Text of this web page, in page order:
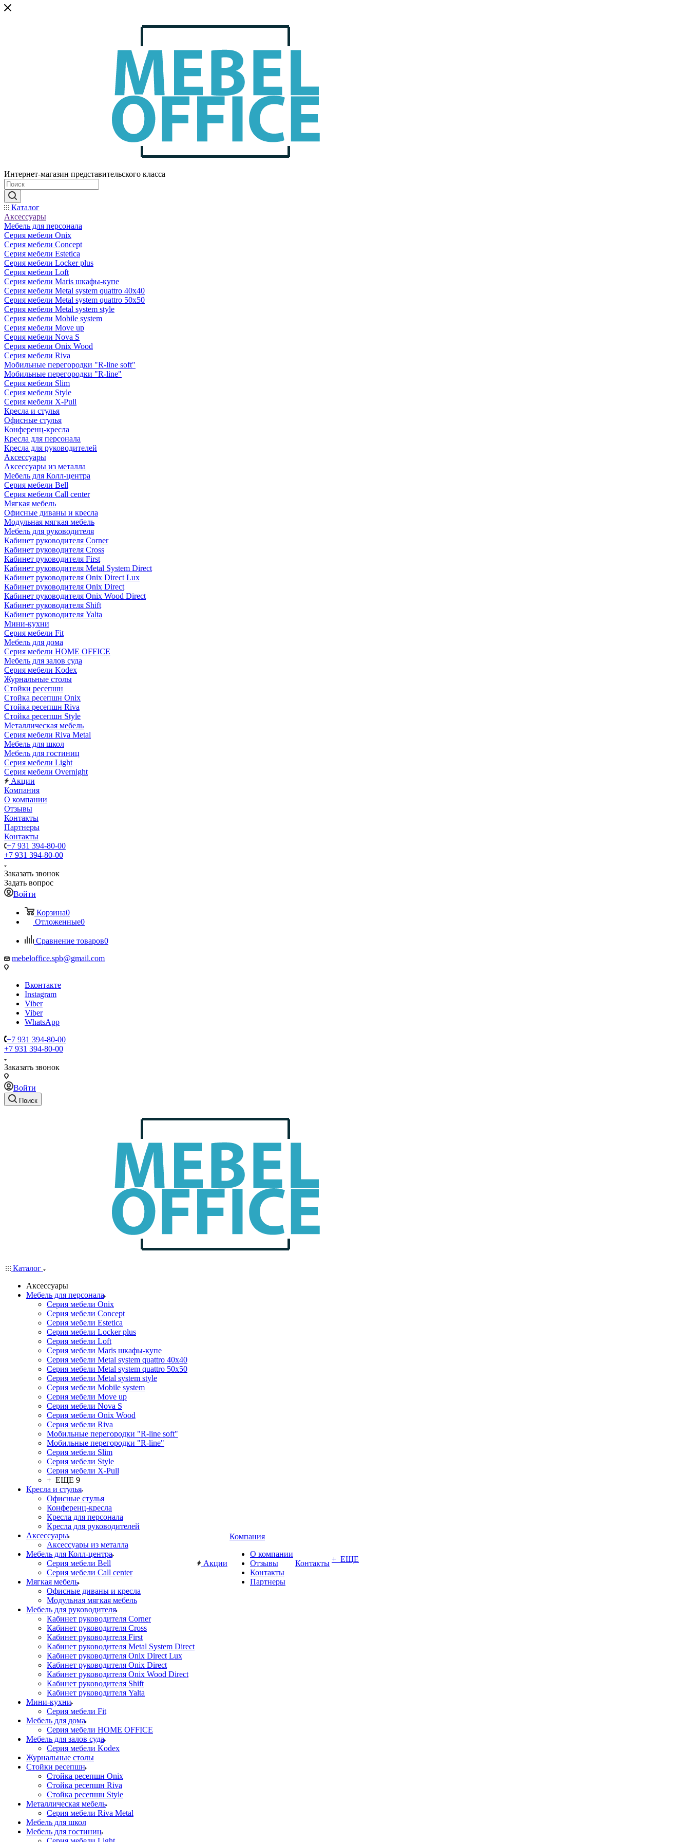
Интернет-магазин представительского класса
Каталог
Аксессуары
Мебель для персонала
Серия мебели Onix
Серия мебели Concept
Серия мебели Estetica
Серия мебели Locker plus
Серия мебели Loft
Серия мебели Maris шкафы-купе
Серия мебели Metal system quattro 40x40
Серия мебели Metal system quattro 50x50
Серия мебели Metal system style
Серия мебели Mobile system
Серия мебели Move up
Серия мебели Nova S
Серия мебели Onix Wood
Серия мебели Riva
Мобильные перегородки "R-line soft"
Мобильные перегородки "R-line"
Серия мебели Slim
Серия мебели Style
Серия мебели X-Pull
Кресла и стулья
Офисные стулья
Конференц-кресла
Кресла для персонала
Кресла для руководителей
Аксессуары
Аксессуары из металла
Мебель для Колл-центра
Серия мебели Bell
Серия мебели Call center
Мягкая мебель
Офисные диваны и кресла
Модульная мягкая мебель
Мебель для руководителя
Кабинет руководителя Corner
Кабинет руководителя Cross
Кабинет руководителя First
Кабинет руководителя Metal System Direct
Кабинет руководителя Onix Direct Lux
Кабинет руководителя Onix Direct
Кабинет руководителя Onix Wood Direct
Кабинет руководителя Shift
Кабинет руководителя Yalta
Мини-кухни
Серия мебели Fit
Мебель для дома
Серия мебели HOME OFFICE
Мебель для залов суда
Серия мебели Kodex
Журнальные столы
Стойки ресепшн
Стойка ресепшн Onix
Стойка ресепшн Riva
Стойка ресепшн Style
Металлическая мебель
Серия мебели Riva Metal
Мебель для школ
Мебель для гостиниц
Серия мебели Light
Серия мебели Overnight
Акции
Компания
О компании
Отзывы
Контакты
Партнеры
Контакты
+7 931 394-80-00
+7 931 394-80-00
Заказать звонок
Задать вопрос
Войти
Корзина0
Отложенные0
Сравнение товаров0
mebeloffice.spb@gmail.com
Вконтакте
Instagram
Viber
Viber
WhatsApp
+7 931 394-80-00
+7 931 394-80-00
Заказать звонок
Войти
Поиск
Каталог
Аксессуары
Мебель для персонала
Серия мебели Onix
Серия мебели Concept
Серия мебели Estetica
Серия мебели Locker plus
Серия мебели Loft
Серия мебели Maris шкафы-купе
Серия мебели Metal system quattro 40x40
Серия мебели Metal system quattro 50x50
Серия мебели Metal system style
Серия мебели Mobile system
Серия мебели Move up
Серия мебели Nova S
Серия мебели Onix Wood
Серия мебели Riva
Мобильные перегородки "R-line soft"
Мобильные перегородки "R-line"
Серия мебели Slim
Серия мебели Style
Серия мебели X-Pull
+ ЕЩЕ 9
Кресла и стулья
Офисные стулья
Конференц-кресла
Кресла для персонала
Кресла для руководителей
Аксессуары
Аксессуары из металла
Мебель для Колл-центра
Серия мебели Bell
Серия мебели Call center
Мягкая мебель
Офисные диваны и кресла
Модульная мягкая мебель
Мебель для руководителя
Кабинет руководителя Corner
Кабинет руководителя Cross
Кабинет руководителя First
Кабинет руководителя Metal System Direct
Кабинет руководителя Onix Direct Lux
Кабинет руководителя Onix Direct
Кабинет руководителя Onix Wood Direct
Кабинет руководителя Shift
Кабинет руководителя Yalta
Мини-кухни
Серия мебели Fit
Мебель для дома
Серия мебели HOME OFFICE
Мебель для залов суда
Серия мебели Kodex
Журнальные столы
Стойки ресепшн
Стойка ресепшн Onix
Стойка ресепшн Riva
Стойка ресепшн Style
Металлическая мебель
Серия мебели Riva Metal
Мебель для школ
Мебель для гостиниц
Акции
Компания
О компании
Отзывы
Контакты
Партнеры
Контакты + ЕЩЕ